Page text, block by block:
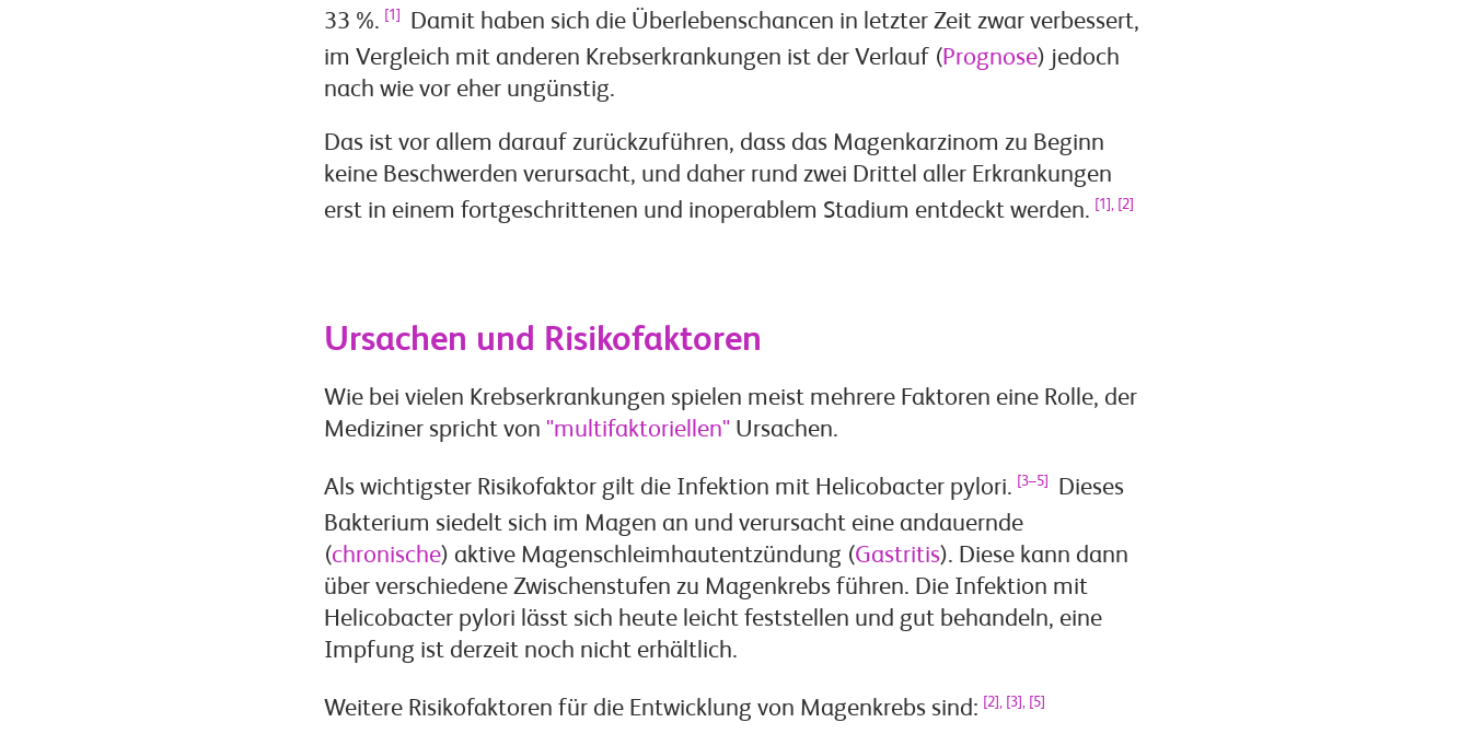
33 %.
[1]
Damit haben sich die Überlebenschancen in letzter Zeit zwar verbessert,
im Vergleich mit anderen Krebserkrankungen ist der Verlauf (Prognose) jedoch
nach wie vor eher ungünstig.
Das ist vor allem darauf zurückzuführen, dass das Magenkarzinom zu Beginn
keine Beschwerden verursacht, und daher rund zwei Drittel aller Erkrankungen
erst in einem fortgeschrittenen und inoperablem Stadium entdeckt werden.
[1], [2]
Ursachen und Risikofaktoren
Wie bei vielen Krebserkrankungen spielen meist mehrere Faktoren eine Rolle, der
Mediziner spricht von "multifaktoriellen"Ursachen.
Als wichtigster Risikofaktor gilt die Infektion mit Helicobacter pylori. [3–5]
Dieses
Bakterium siedelt sich im Magen an und verursacht eine andauernde
(chronische) aktive Magenschleimhautentzündung (Gastritis). Diese kann dann
über verschiedene Zwischenstufen zu Magenkrebs führen. Die Infektion mit
Helicobacter pylori lässt sich heute leicht feststellen und gut behandeln, eine
Impfung ist derzeit noch nicht erhältlich.
Weitere Risikofaktoren für die Entwicklung von Magenkrebs sind: [2], [3], [5]